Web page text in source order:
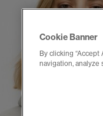
Cookie Banner
By clicking
navigation, analyze